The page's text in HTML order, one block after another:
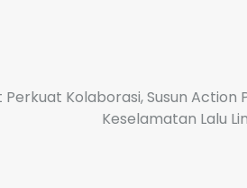
Perkuat Kolaborasi, Susun Action
Keselamatan Lalu